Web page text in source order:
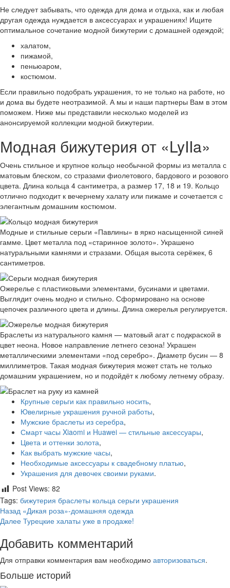
Не следует забывать, что одежда для дома и отдыха, как и любая
другая одежда нуждается в аксессуарах и украшениях! Ищите
оптимальное сочетание модной бижутерии с домашней одеждой;
халатом,
пижамой,
пеньюаром,
костюмом.
Если правильно подобрать украшения, то не только на работе, но
и дома вы будете неотразимой. А мы и наши партнеры Вам в этом
поможем. Ниже мы представили несколько моделей из
анонсируемой коллекции модной бижутерии.
Модная бижутерия от «LyIIa»
Очень стильное и крупное кольцо необычной формы из металла с
матовым блеском, со стразами фиолетового, бардового и розового
цвета. Длина кольца 4 сантиметра, а размер 17, 18 и 19. Кольцо
отлично подходит к вечернему халату или пижаме и сочетается с
элегантным домашним костюмом.
Модные и стильные серьги «Павлины» в ярко насыщенной синей
гамме. Цвет металла под «старинное золото». Украшено
натуральными камнями и стразами. Общая высота серёжек, 6
сантиметров.
Ожерелье с пластиковыми элементами, бусинами и цветами.
Выглядит очень модно и стильно. Сформировано на основе
цепочек различного цвета и длины. Длина ожерелья регулируется.
Браслеты из натурального камня — матовый агат с подкраской в
цвет неона. Новое направление летнего сезона! Украшен
металлическими элементами «под серебро». Диаметр бусин — 8
миллиметров. Такая модная бижутерия может стать не только
домашним украшением, но и подойдёт к любому летнему образу.
Крупные серьги как правильно носить,
Ювелирные украшения ручной работы,
Мужские браслеты из серебра,
Смарт часы Xiaomi и Huawei — стильные аксессуары,
Цвета и оттенки золота,
Как выбрать мужские часы,
Необходимые аксессуары к свадебному платью,
Украшения для девочек своими руками.
Post Views: 82
Tags: бижутерия браслеты кольца серьги украшения
Post
navigation
Назад «Дикая роза»-домашняя одежда
Далее Турецкие халаты уже в продаже!
Добавить комментарий
Для отправки комментария вам необходимо авторизоваться.
Больше историй